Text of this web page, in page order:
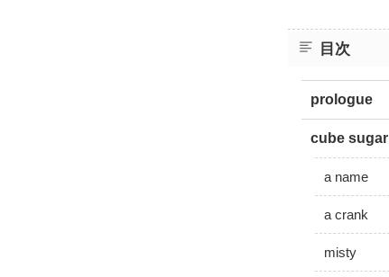
目次
prologue
cube sugar
a name
a crank
misty